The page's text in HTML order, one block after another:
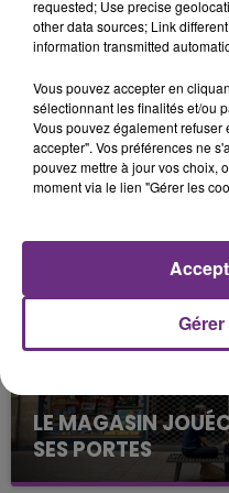
LA CENTRALE
TOUJOURS À
Cela fait déjà une
LE MAGASIN
SES PORTES
C'était l'une des
requested; Use precise
other data sources; Link
information transmitted
Vous pouvez accepter en
sélectionnant les finalités et/ou
Vous pouvez également
accepter". Vos préférences ne
pouvez mettre à jour vos choix,
moment via le lien "Gérer les